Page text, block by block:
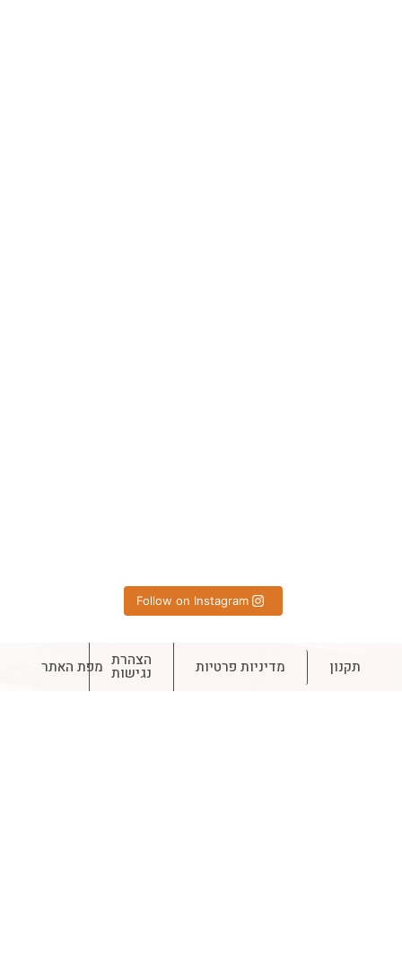
Follow on Instagram
תקנון מדיניות פרטיות הצהרת
נגישות מפת האתר